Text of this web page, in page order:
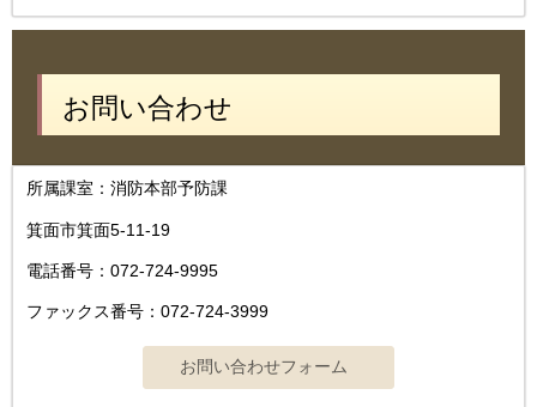
お問い合わせ
所属課室：消防本部予防課
箕面市箕面5-11-19
電話番号：072-724-9995
ファックス番号：072-724-3999